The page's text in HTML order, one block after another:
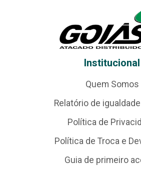
Institucional
Quem Somos
Relatório de
Política de
Política de Troca e
Guia de primeiro